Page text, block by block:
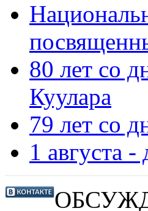
80 лет со
Куулара
79 лет со
1 августа